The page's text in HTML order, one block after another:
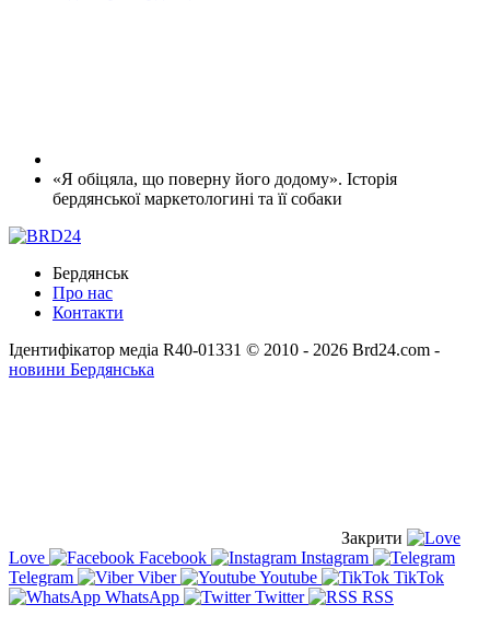
«Я обіцяла, що поверну його додому». Історія
бердянської маркетологині та її собаки
Бердянськ
Про нас
Контакти
Ідентифікатор медіа R40-01331 © 2010 - 2026 Brd24.com -
новини Бердянська
Закрити
Love
Facebook
Instagram
Telegram
Viber Youtube
TikTok
WhatsApp
Twitter RSS